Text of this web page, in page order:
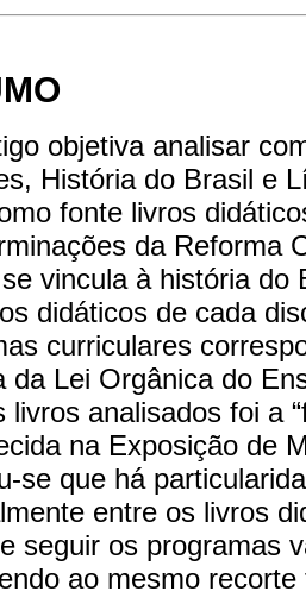
objetiva analisar
História do Brasil e
fonte livros
da Reforma
vincula à história do
didáticos de cada
curriculares
da Lei Orgânica do
livros analisados foi a
na Exposição de
se que há
entre os livros
seguir os programas
ao mesmo